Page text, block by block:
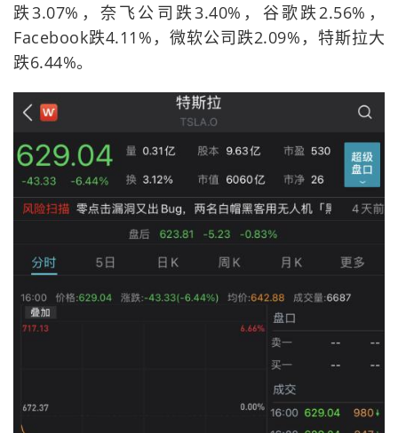
跌3.07%，奈飞公司跌3.40%，谷歌跌2.56%，
Facebook跌4.11%，微软公司跌2.09%，特斯拉大
跌6.44%。